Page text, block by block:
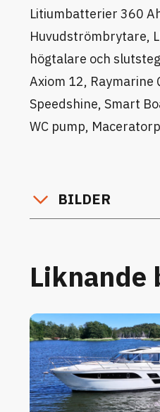
Litiumbatterier 360
Huvudströmbrytare,
högtalare och
Axiom 12, Raymarine
Speedshine, Smart
WC pump,
BILDER
Liknande